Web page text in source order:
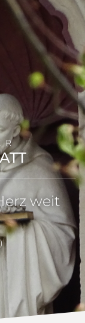
weit